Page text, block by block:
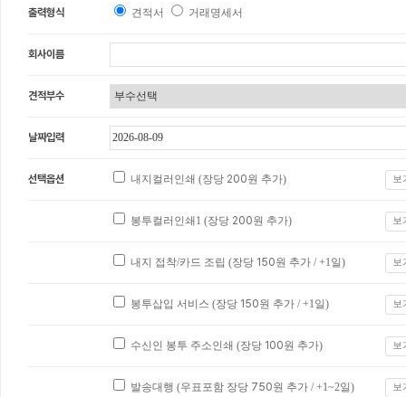
출력형식 견적서 거래명세서
회사이름
견적부수
날짜입력
선택옵션 내지컬러인쇄 (장당 200원 추가) 보
봉투컬러인쇄1 (장당 200원 추가) 보
내지 접착/카드 조립 (장당 150원 추가 / +1일) 보
봉투삽입 서비스 (장당 150원 추가 / +1일) 보
수신인 봉투 주소인쇄 (장당 100원 추가) 보
발송대행 (우표포함 장당 750원 추가 / +1~2일) 보